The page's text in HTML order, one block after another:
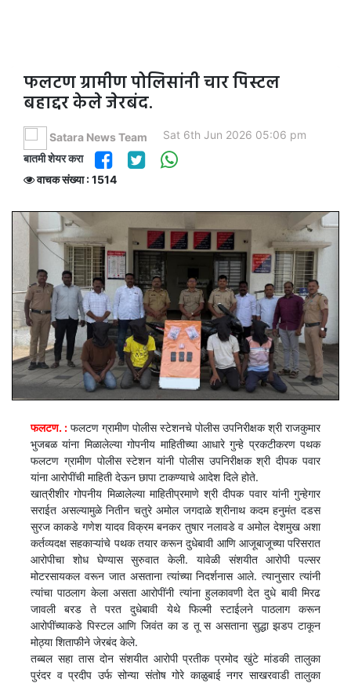
फलटण ग्रामीण पोलिसांनी चार पिस्टल
बहाद्दर केले जेरबंद.
Satara News Team
Sat 6th Jun 2026 05:06 pm
बातमी शेयर करा
वाचक संख्या : 1514
फलटण. : फलटण ग्रामीण पोलीस स्टेशनचे पोलीस उपनिरीक्षक श्री राजकुमार
भुजबळ यांना मिळालेल्या गोपनीय माहितीच्या आधारे गुन्हे प्रकटीकरण पथक
फलटण ग्रामीण पोलीस स्टेशन यांनी पोलीस उपनिरीक्षक श्री दीपक पवार
यांना आरोपींची माहिती देऊन छापा टाकण्याचे आदेश दिले होते.
खात्रीशीर गोपनीय मिळालेल्या माहितीप्रमाणे श्री दीपक पवार यांनी गुन्हेगार
सराईत असल्यामुळे नितीन चतुरे अमोल जगदाळे श्रीनाथ कदम हनुमंत दडस
सुरज काकडे गणेश यादव विक्रम बनकर तुषार नलावडे व अमोल देशमुख अशा
कर्तव्यदक्ष सहकाऱ्यांचे पथक तयार करून दुधेबावी आणि आजूबाजूच्या परिसरात
आरोपीचा शोध घेण्यास सुरुवात केली. यावेळी संशयीत आरोपी पल्सर
मोटरसायकल वरून जात असताना त्यांच्या निदर्शनास आले. त्यानुसार त्यांनी
त्यांचा पाठलाग केला असता आरोपींनी त्यांना हुलकावणी देत दुधे बावी मिरढ
जावली बरड ते परत दुधेबावी येथे फिल्मी स्टाईलने पाठलाग करून
आरोपींच्याकडे पिस्टल आणि जिवंत का ड तू स असताना सुद्धा झडप टाकून
मोठ्या शिताफीने जेरबंद केले.
तब्बल सहा तास दोन संशयीत आरोपी प्रतीक प्रमोद खुंटे मांडकी तालुका
पुरंदर व प्रदीप उर्फ सोन्या संतोष गोरे काळुबाई नगर साखरवाडी तालुका